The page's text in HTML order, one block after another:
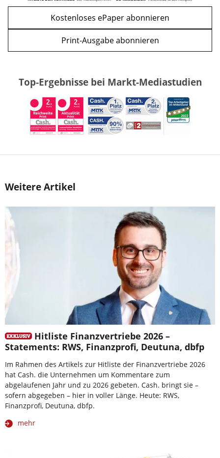
Kostenloses ePaper abonnieren
Print-Ausgabe abonnieren
Top-Ergebnisse bei Markt-Mediastudien
Weitere Artikel
Hitliste Finanzvertriebe 2026 –
Statements: RWS, Finanzprofi, Deutuna, dbfp
Im Rahmen des Artikels zur Hitliste der Finanzvertriebe 2026
hat Cash. die Unternehmen um Kommentare zum
abgelaufenen Jahr und zu 2026 gebeten. Cash. bringt sie –
sofern abgegeben – hier in voller Länge. Heute: RWS,
Finanzprofi, Deutuna, dbfp.
mehr